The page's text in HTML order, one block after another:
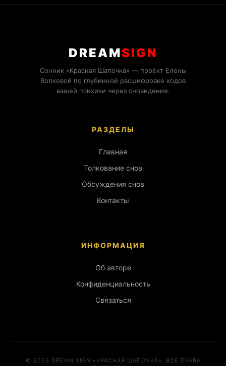
DREAMSIGN
Сонник «Красная Шапочка» — проект Елены
Волковой по глубинной расшифровке кодов
вашей психики через сновидения.
РАЗДЕЛЫ
Главная
Толкование снов
Обсуждения снов
Контакты
ИНФОРМАЦИЯ
Об авторе
Конфиденциальность
Связаться
© 2026 DREAM SIGN «КРАСНАЯ ШАПОЧКА». ВСЕ ПРАВА